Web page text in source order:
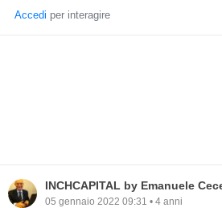
Accedi per interagire
INCHCAPITAL by Emanuele
05 gennaio 2022 09:31 • 4 anni